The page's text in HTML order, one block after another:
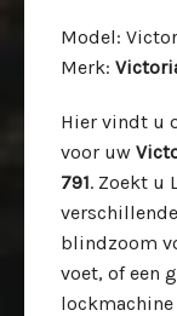
Model:
Merk:
Hier vindt u
voor uw
791. Zoekt u
blindzoom
voet, of een
lockmachine